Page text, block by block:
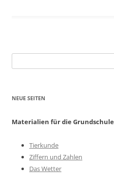
nach:
NEUE SEITEN
Materialien für die Grundschule
Tierkunde
Ziffern und Zahlen
Das Wetter